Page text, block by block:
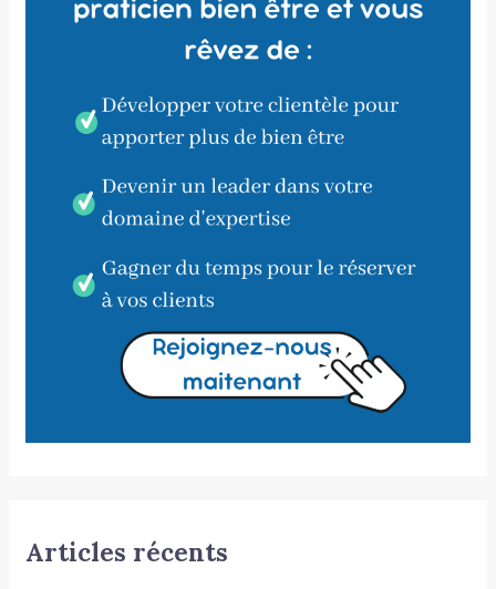
Articles récents